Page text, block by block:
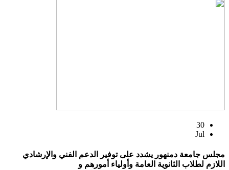
30
Jul
مجلس جامعة دمنهور يشدد على توفير الدعم الفني والإرشادي
اللازم لطلاب الثانوية العامة وأولياء أمورهم و